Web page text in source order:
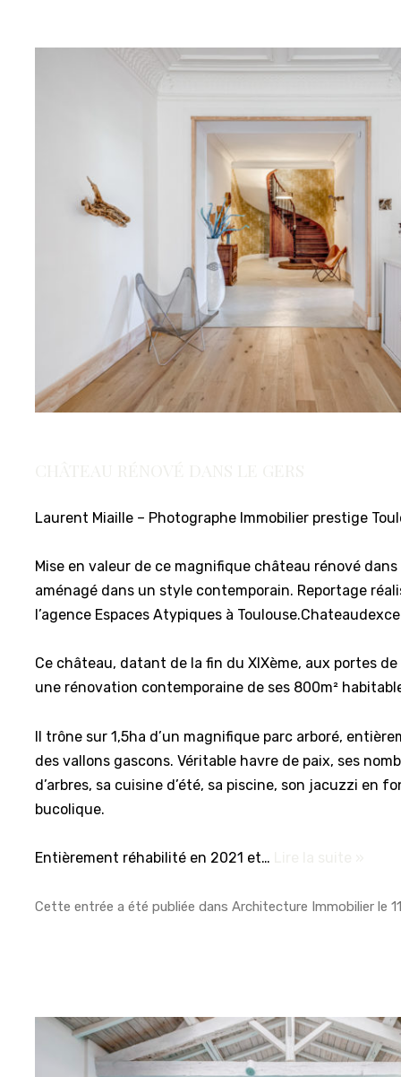
Laurent Miaille – Photographe Immobilier prestige
Mise en valeur de ce magnifique château rénové
aménagé dans un style contemporain. Reportage
l’agence Espaces Atypiques à
Ce château, datant de la fin du XIXème, aux portes
une rénovation contemporaine de ses 800m²
Il trône sur 1,5ha d’un magnifique parc arboré,
des vallons gascons. Véritable havre de paix, ses
d’arbres, sa cuisine d’été, sa piscine, son jacuzzi en
bucolique.
Entièrement réhabilité en 2021 et…
Cette entrée a été publiée dansArchitecture Immobilier le